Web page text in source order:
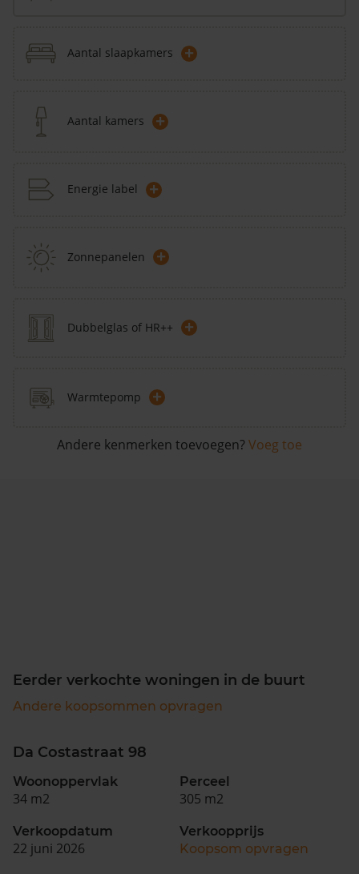
Aantal slaapkamers +
Aantal kamers +
Energie label +
Zonnepanelen +
Dubbelglas of HR++ +
Warmtepomp +
Andere kenmerken toevoegen? Voeg toe
Eerder verkochte woningen in de buurt
Andere koopsommen opvragen
Da Costastraat 98
Woonoppervlak
34 m2
Perceel
305 m2
Verkoopdatum
22 juni 2026
Verkoopprijs
Koopsom opvragen